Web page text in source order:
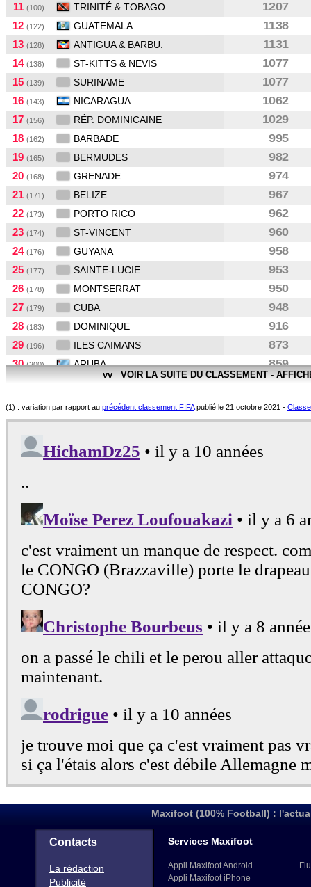
11 (100) TRINITÉ & TOBAGO
1207
12 (122) GUATEMALA
1138
13 (128) ANTIGUA & BARBU.
1131
14 (138) ST-KITTS & NEVIS
1077
15 (139) SURINAME
1077
16 (143) NICARAGUA
1062
17 (156) RÉP. DOMINICAINE
1029
18 (162) BARBADE
995
19 (165) BERMUDES
982
20 (168) GRENADE
974
21 (171) BELIZE
967
22 (173) PORTO RICO
962
23 (174) ST-VINCENT
960
24 (176) GUYANA
958
25 (177) SAINTE-LUCIE
953
26 (178) MONTSERRAT
950
27 (179) CUBA
948
28 (183) DOMINIQUE
916
29 (196) ILES CAIMANS
873
30(200) ARUBA
859
TURKS ET CAICOS
33(207) ILES VIERGES AM.
816
34(208)
35(209) ANGUILLA
vv VOIR LA SUITE DU CLASSEMENT -
(1) : variation par rapport au précédent classement FIFApublié le 21 octobre 2021 -
Maxifoot (100% Football) :
Contacts
La rédaction
Publicité
Services Maxifoot
Appli Maxifoot Android
Appli Maxifoot iPhone